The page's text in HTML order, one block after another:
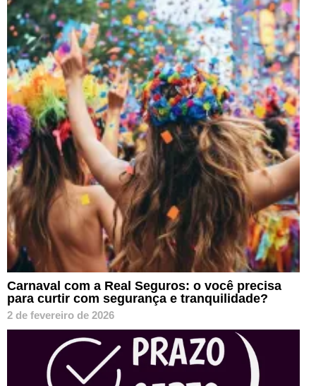
Carnaval com a Real Seguros: o você precisa
para curtir com segurança e tranquilidade?
2 de fevereiro de 2026